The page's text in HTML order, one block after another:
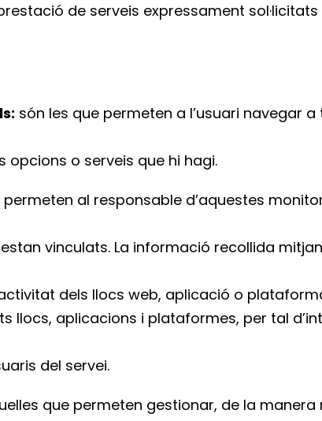
de serveis expressament sol·licitats
són les que permeten a l’usuari navegar
o serveis que hi hagi.
permeten al responsable d’aquestes
vinculats. La informació recollida
dels llocs web, aplicació o
llocs, aplicacions i plataformes, per tal
del servei.
que permeten gestionar, de la